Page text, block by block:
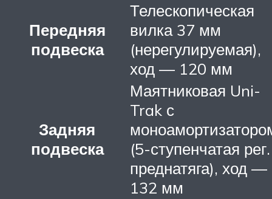
Передняя
подвеска
Телескопическая
вилка 37 мм
(нерегулируемая),
ход — 120 мм
Задняя
подвеска
Маятниковая Uni-
Trak с
(5-ступенчатая рег.
преднатяга), ход —
132 мм